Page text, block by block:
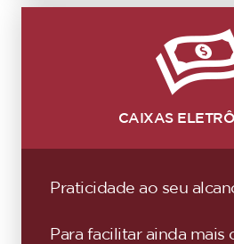
CAIXAS
Praticidade ao seu
Para facilitar ainda mais